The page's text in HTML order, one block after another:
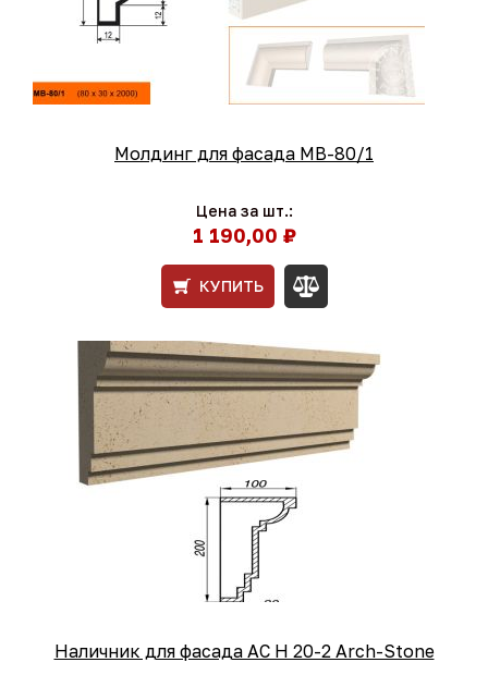
Молдинг для фасада МВ-80/1
Цена за шт.:
1 190,00 ₽
КУПИТЬ
Наличник для фасада AC Н 20-2 Arch-Stone